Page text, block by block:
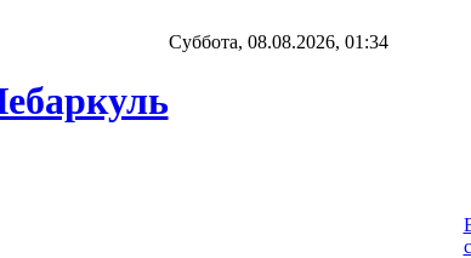
Суббота, 08.08.2026, 01:34